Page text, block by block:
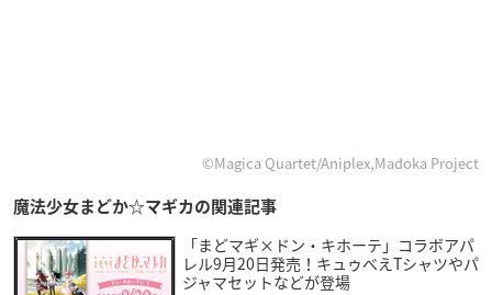
©Magica Quartet/Aniplex,Madoka Project
魔法少女まどか☆マギカの関連記事
「まどマギ×ドン・キホーテ」コラボアパ
レル9月20日発売！キュゥべえTシャツやパ
ジャマセットなどが登場